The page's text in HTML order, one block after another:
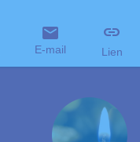
E-mail Lien